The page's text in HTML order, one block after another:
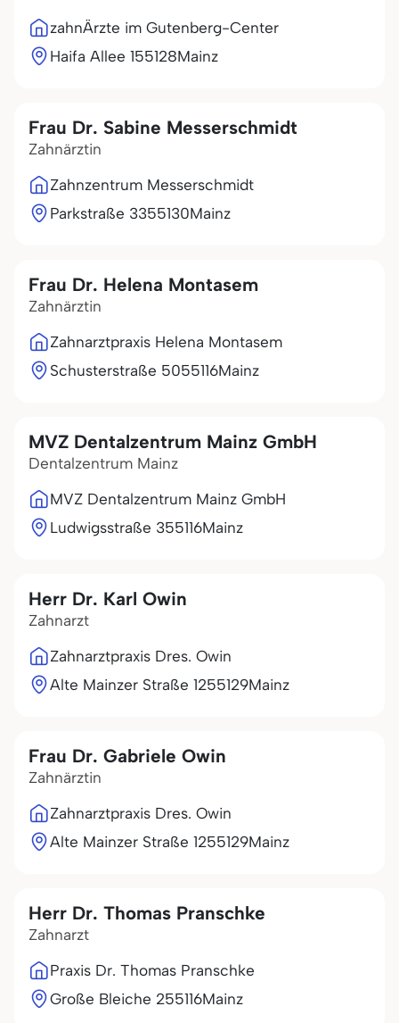
zahnÄrzte im Gutenberg-Center
Haifa Allee 155128Mainz
Frau Dr. Sabine Messerschmidt
Zahnärztin
Zahnzentrum Messerschmidt
Parkstraße 3355130Mainz
Frau Dr. Helena Montasem
Zahnärztin
Zahnarztpraxis Helena Montasem
Schusterstraße 5055116Mainz
MVZ Dentalzentrum Mainz GmbH
Dentalzentrum Mainz
MVZ Dentalzentrum Mainz GmbH
Ludwigsstraße 355116Mainz
Herr Dr. Karl Owin
Zahnarzt
Zahnarztpraxis Dres. Owin
Alte Mainzer Straße 1255129Mainz
Frau Dr. Gabriele Owin
Zahnärztin
Zahnarztpraxis Dres. Owin
Alte Mainzer Straße 1255129Mainz
Herr Dr. Thomas Pranschke
Zahnarzt
Praxis Dr. Thomas Pranschke
Große Bleiche 255116Mainz